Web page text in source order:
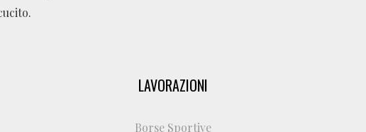
LAVORAZIONI
Borse Sportive